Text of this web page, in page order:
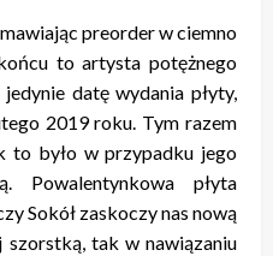
preorder w ciemno
to artysta potężnego
datę wydania płyty,
2019 roku. Tym razem
to było w przypadku jego
Powalentynkowa płyta
Sokół zaskoczy nas nową
tak w nawiązaniu